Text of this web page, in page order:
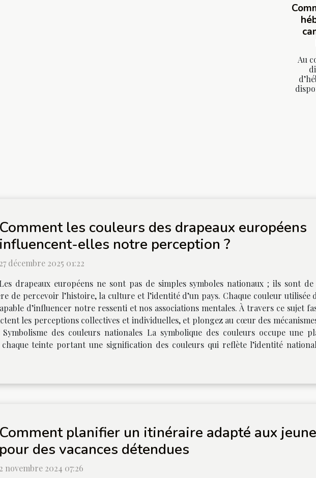
Au
Comment les couleurs des drapeaux européens
influencent-elles notre perception ?
27 décembre 2025 01:22
Les drapeaux européens ne sont pas de simples symboles nationaux ; ils sont
de percevoir l’histoire, la culture et l’identité d’un pays. Chaque couleur utilisée
d’influencer notre ressenti et nos associations mentales. À travers ce sujet
les perceptions collectives et individuelles, et plongez au cœur des
des couleurs nationales La symbolique des couleurs occupe une
chaque teinte portant une signification des couleurs qui reflète l’identité
Comment planifier un itinéraire adapté aux
pour des vacances détendues
2 novembre 2024 07:26